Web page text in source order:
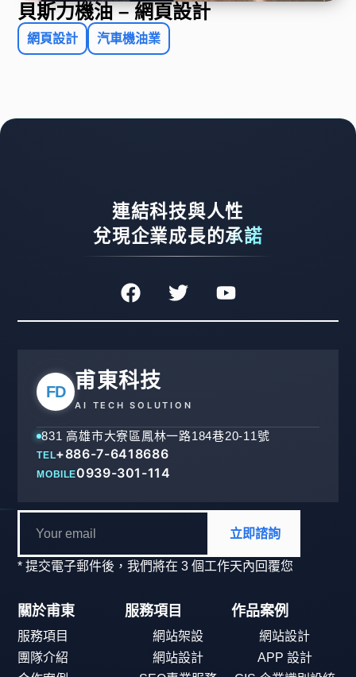
貝斯力機油 – 網頁設計
網頁設計 汽車機油業
連結科技與人性
兌現企業成長的承諾
FD 甫東科技
AI TECH SOLUTION
831 高雄市大寮區鳳林一路184巷20-11號
TEL+886-7-6418686
MOBILE0939-301-114
立即諮詢
* 提交電子郵件後，我們將在 3 個工作天內回覆您
關於甫東
服務項目
團隊介紹
服務項目
網站架設
網站設計
作品案例
網站設計
APP 設計